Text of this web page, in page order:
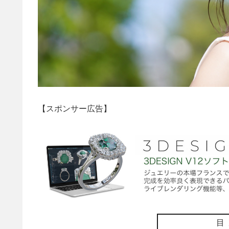
【スポンサー広告】